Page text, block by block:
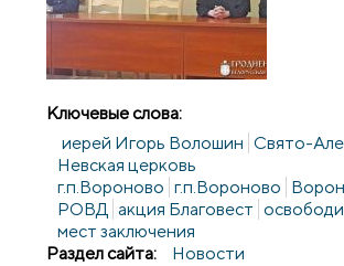
Ключевые слова:
иерей Игорь Волошин Свято-
Невская церковь
г.п.Вороново г.п.Вороново
РОВД акция Благовест
мест заключения
Раздел сайта:
Новости